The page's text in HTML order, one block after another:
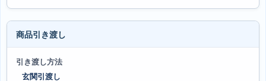
商品引き渡し
引き渡し方法
玄関引渡し